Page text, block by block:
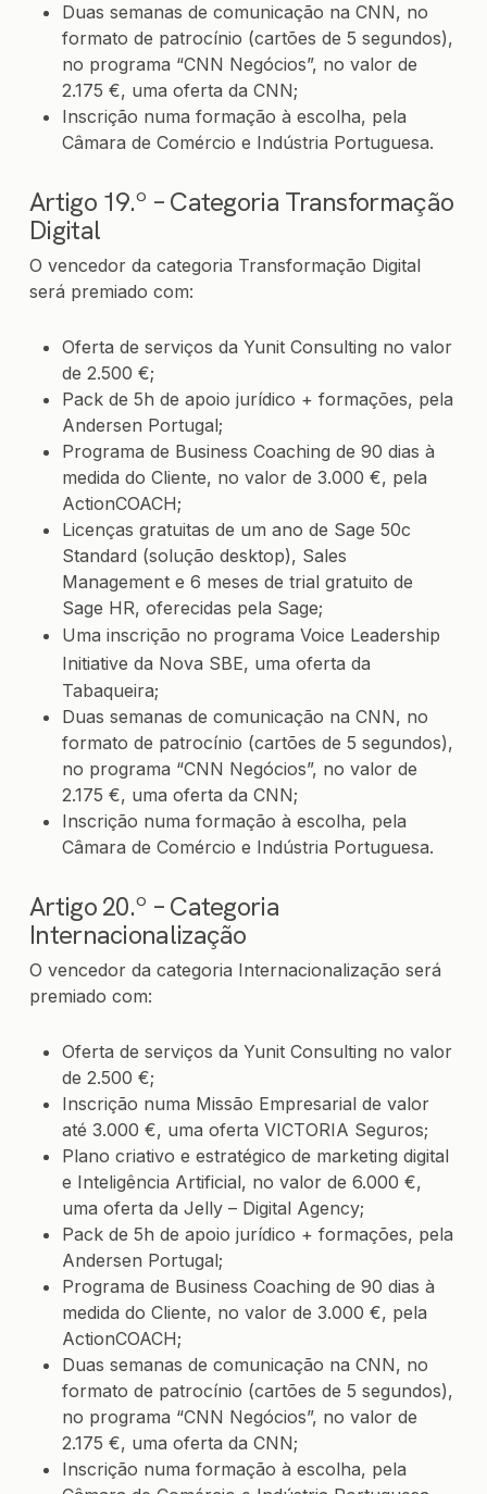
Duas semanas de comunicação na CNN, no
formato de patrocínio (cartões de 5 segundos),
no programa “CNN Negócios”, no valor de
2.175 €, uma oferta da CNN;
Inscrição numa formação à escolha, pela
Câmara de Comércio e Indústria Portuguesa.
Artigo 19.º – Categoria Transformação
Digital
O vencedor da categoria Transformação Digital
será premiado com:
Oferta de serviços da Yunit Consulting no valor
de 2.500 €;
Pack de 5h de apoio jurídico + formações, pela
Andersen Portugal;
Programa de Business Coaching de 90 dias à
medida do Cliente, no valor de 3.000 €, pela
ActionCOACH;
Licenças gratuitas de um ano de Sage 50c
Standard (solução desktop), Sales
Management e 6 meses de trial gratuito de
Sage HR, oferecidas pela Sage;
Uma inscrição no programaVoice Leadership
Initiative da Nova SBE, uma oferta da
Tabaqueira;
Duas semanas de comunicação na CNN, no
formato de patrocínio (cartões de 5 segundos),
no programa “CNN Negócios”, no valor de
2.175 €, uma oferta da CNN;
Inscrição numa formação à escolha, pela
Câmara de Comércio e Indústria Portuguesa.
Artigo 20.º – Categoria
Internacionalização
O vencedor da categoria Internacionalização será
premiado com:
Oferta de serviços da Yunit Consulting no valor
de 2.500 €;
Inscrição numa Missão Empresarial de valor
até 3.000 €, uma oferta VICTORIA Seguros;
Plano criativo e estratégico de marketing digital
e Inteligência Artificial, no valor de 6.000 €,
uma oferta da Jelly – Digital Agency;
Pack de 5h de apoio jurídico + formações, pela
Andersen Portugal;
Programa de Business Coaching de 90 dias à
medida do Cliente, no valor de 3.000 €, pela
ActionCOACH;
Duas semanas de comunicação na CNN, no
formato de patrocínio (cartões de 5 segundos),
no programa “CNN Negócios”, no valor de
2.175 €, uma oferta da CNN;
Inscrição numa formação à escolha, pela